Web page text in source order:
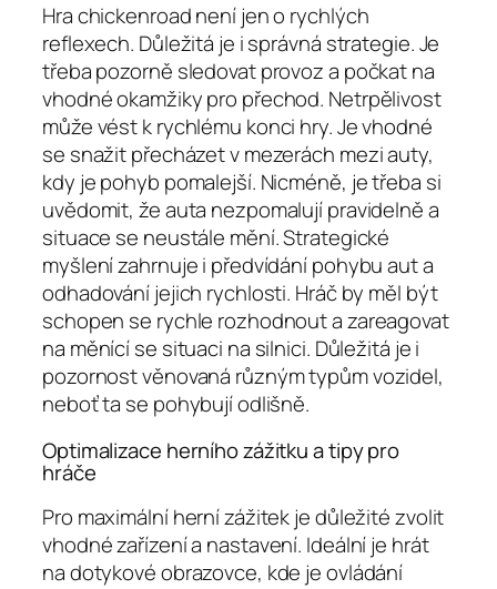
Hra chickenroad není jen o rychlých
reflexech. Důležitá je i správná strategie. Je
třeba pozorně sledovat provoz a počkat na
vhodné okamžiky pro přechod. Netrpělivost
může vést k rychlému konci hry. Je vhodné
se snažit přecházet v mezerách mezi auty,
kdy je pohyb pomalejší. Nicméně, je třeba si
uvědomit, že auta nezpomalují pravidelně a
situace se neustále mění. Strategické
myšlení zahrnuje i předvídání pohybu aut a
odhadování jejich rychlosti. Hráč by měl být
schopen se rychle rozhodnout a zareagovat
na měnící se situaci na silnici. Důležitá je i
pozornost věnovaná různým typům vozidel,
neboť ta se pohybují odlišně.
Optimalizace herního zážitku a tipy pro
hráče
Pro maximální herní zážitek je důležité zvolit
vhodné zařízení a nastavení. Ideální je hrát
na dotykové obrazovce, kde je ovládání